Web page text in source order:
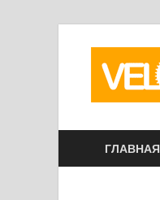
ГЛАВНАЯ